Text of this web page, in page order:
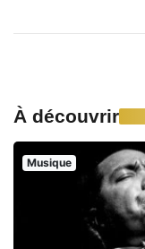
À découvrir
Musique